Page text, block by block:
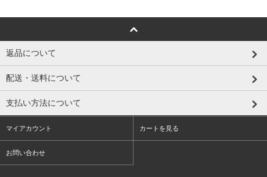
返品について
配送・送料について
支払い方法について
マイアカウント カートを見る
お問い合わせ